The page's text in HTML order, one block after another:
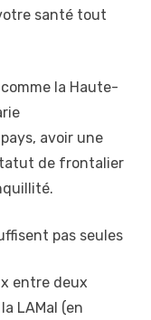
santé tout
la Haute-
avoir une
de frontalier
pas seules
entre deux
LAMal (en